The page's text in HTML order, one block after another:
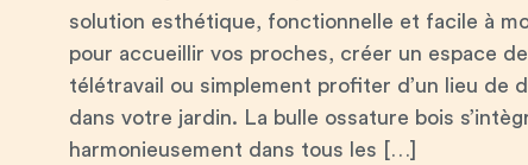
solution esthétique, fonctionnelle et facile à
pour accueillir vos proches, créer un espace de
télétravail ou simplement profiter d’un lieu de
dans votre jardin. La bulle ossature bois
harmonieusement dans tous les […]